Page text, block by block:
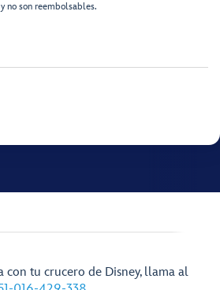
no son reembolsables.
con tu crucero de Disney, llama al